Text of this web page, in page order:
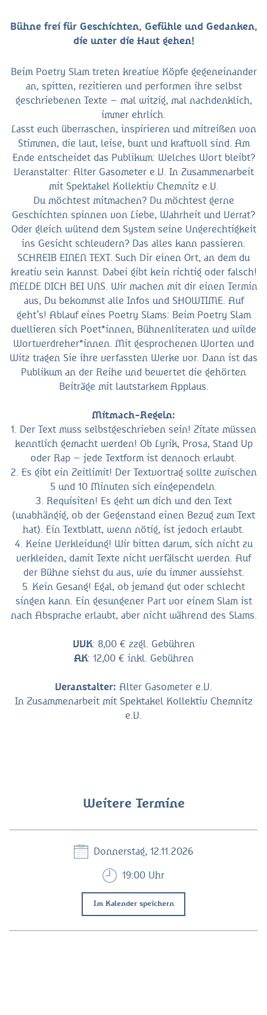
Bühne frei für Geschichten, Gefühle und Gedanken,
die unter die Haut gehen!
Beim Poetry Slam treten kreative Köpfe gegeneinander
an, spitten, rezitieren und performen ihre selbst
geschriebenen Texte – mal witzig, mal nachdenklich,
immer ehrlich.
Lasst euch überraschen, inspirieren und mitreißen von
Stimmen, die laut, leise, bunt und kraftvoll sind. Am
Ende entscheidet das Publikum: Welches Wort bleibt?
Veranstalter: Alter Gasometer e.V. In Zusammenarbeit
mit Spektakel Kollektiv Chemnitz e.V.
Du möchtest mitmachen? Du möchtest gerne
Geschichten spinnen von Liebe, Wahrheit und Verrat?
Oder gleich wütend dem System seine Ungerechtigkeit
ins Gesicht schleudern? Das alles kann passieren.
SCHREIB EINEN TEXT. Such Dir einen Ort, an dem du
kreativ sein kannst. Dabei gibt kein richtig oder falsch!
MELDE DICH BEI UNS. Wir machen mit dir einen Termin
aus, Du bekommst alle Infos und SHOWTIME. Auf
geht’s! Ablauf eines Poetry Slams: Beim Poetry Slam
duellieren sich Poet*innen, Bühnenliteraten und wilde
Wortverdreher*innen. Mit gesprochenen Worten und
Witz tragen Sie ihre verfassten Werke vor. Dann ist das
Publikum an der Reihe und bewertet die gehörten
Beiträge mit lautstarkem Applaus.
Mitmach-Regeln:
1. Der Text muss selbstgeschrieben sein! Zitate müssen
kenntlich gemacht werden! Ob Lyrik, Prosa, Stand Up
oder Rap – jede Textform ist dennoch erlaubt.
2. Es gibt ein Zeitlimit! Der Textvortrag sollte zwischen
5 und 10 Minuten sich eingependeln.
3. Requisiten! Es geht um dich und den Text
(unabhängig, ob der Gegenstand einen Bezug zum Text
hat). Ein Textblatt, wenn nötig, ist jedoch erlaubt.
4. Keine Verkleidung! Wir bitten darum, sich nicht zu
verkleiden, damit Texte nicht verfälscht werden. Auf
der Bühne siehst du aus, wie du immer aussiehst.
5. Kein Gesang! Egal, ob jemand gut oder schlecht
singen kann. Ein gesungener Part vor einem Slam ist
nach Absprache erlaubt, aber nicht während des Slams.
VVK: 8,00 € zzgl. Gebühren
AK: 12,00 € inkl. Gebühren
Veranstalter: Alter Gasometer e.V.
In Zusammenarbeit mit Spektakel Kollektiv Chemnitz
e.V.
Weitere Termine
Donnerstag, 12.11.2026
19:00 Uhr
Im Kalender speichern